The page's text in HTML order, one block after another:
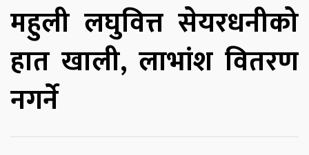
महुली लघुवित्त सेयरधनीको
हात खाली, लाभांश वितरण
नगर्ने